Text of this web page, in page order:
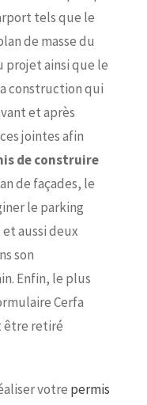
tels que le
de masse du
projet ainsi que le
construction qui
et après
jointes afin
de construire
de façades, le
le parking
aussi deux
son
Enfin, le plus
Cerfa
être retiré
votre permis